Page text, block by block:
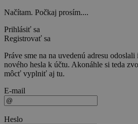
Načítam. Počkaj prosím....
Prihlásiť sa
Registrovať sa
Práve sme na na uvedenú adresu
nového hesla k účtu. Akonáhle si teda
môcť vyplniť aj tu.
E-mail
Heslo